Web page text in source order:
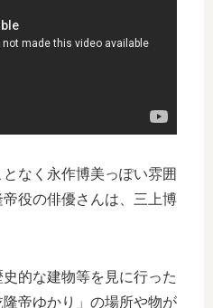
なく永作博美っぽい雰囲
役の俳優さんは、三上博
的な建物等を見に行った
帝ゆかり」の場所や物が